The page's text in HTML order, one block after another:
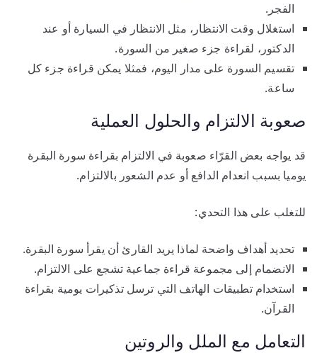
الفجر.
استغلال وقت الانتظار، مثل الانتظار في السيارة أو عند
الدكتور، لقراءة جزء صغير من السورة.
تقسيم السورة على مدار اليوم، فمثلا يمكن قراءة جزء كل
ساعة.
صعوبة الالتزام والحلول العملية
قد يواجه بعض القرّاء صعوبة في الالتزام بقراءة سورة البقرة
يوميا بسبب انعدام الدافع أو عدم الشعور بالالتزام.
للتغلب على هذا التحدي:
تحديد أهداف واضحة لماذا يريد القارئ أن يقرأ سورة البقرة.
الانضمام إلى مجموعة قراءة جماعية تشجع على الالتزام.
استخدام تطبيقات الهاتف التي ترسل تذكيرات يومية بقراءة
القرآن.
التعامل مع الملل والروتين